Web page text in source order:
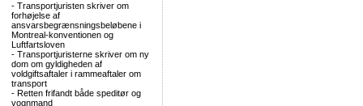
- Transportjuristen skriver om
forhøjelse af
ansvarsbegrænsningsbeløbene i
Montreal-konventionen og
Luftfartsloven
- Transportjuristerne skriver om ny
dom om gyldigheden af
voldgiftsaftaler i rammeaftaler om
transport
- Retten frifandt både speditør og
vognmand